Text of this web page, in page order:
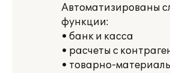
Автоматизированы
функции:
• банк и касса
• расчеты с
• товарно-